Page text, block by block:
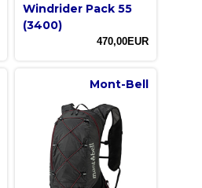
Windrider Pack 55
(3400)
470,00EUR
Mont-Bell